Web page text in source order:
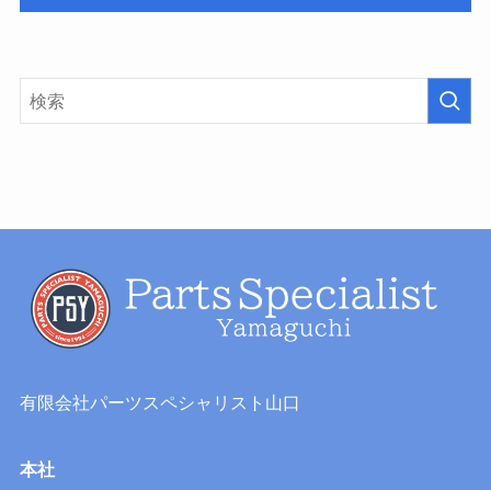
有限会社パーツスペシャリスト山口
本社